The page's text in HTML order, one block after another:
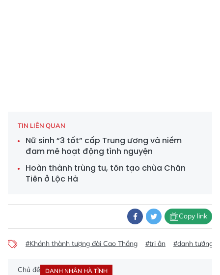
TIN LIÊN QUAN
Nữ sinh “3 tốt” cấp Trung ương và niềm
đam mê hoạt động tình nguyện
Hoàn thành trùng tu, tôn tạo chùa Chân
Tiên ở Lộc Hà
Copy link
#Khánh thành tượng đài Cao Thắng #tri ân #danh tướng
Chủ đề DANH NHÂN HÀ TĨNH